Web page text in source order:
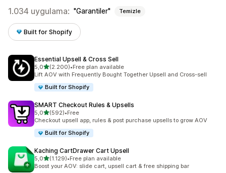
1.034 uygulama: Garantiler Temizle
Built for Shopify
Essential Upsell & Cross Sell
5,05 yıldız üzerinden
(2.200)
toplam 2200 değerlendirme
•Free plan available
Lift AOV with Frequently Bought Together Upsell and Cross-sell
Built for Shopify
SMART Checkout Rules & Upsells
5,05 yıldız üzerinden
(592)
toplam 592 değerlendirme
•Free
Checkout upsell app, rules & post purchase upsells to grow AOV
Built for Shopify
Kaching CartDrawer Cart Upsell
5,05 yıldız üzerinden
(1.129)
toplam 1129 değerlendirme
•Free plan available
Boost your AOV: slide cart, upsell cart & free shipping bar